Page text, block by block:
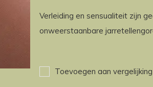
Verleiding en sensualiteit zijn
onweerstaanbare
Toevoegen aan vergelijking